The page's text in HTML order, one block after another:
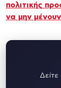
πολιτικής
να μην